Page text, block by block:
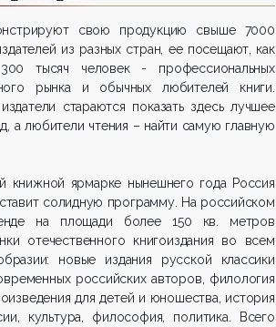
свою продукцию свыше 7000
из разных стран, ее посещают, как
тысяч человек - профессиональных
рынка и обычных любителей книги.
стараются показать здесь лучшее
а любители чтения – найти самую главную
книжной ярмарке нынешнего года Россия
солидную программу. На российском
на площади более 150 кв. метров
отечественного книгоиздания во всем
новые издания русской классики
российских авторов, филология
для детей и юношества, история
культура, философия, политика. Всего